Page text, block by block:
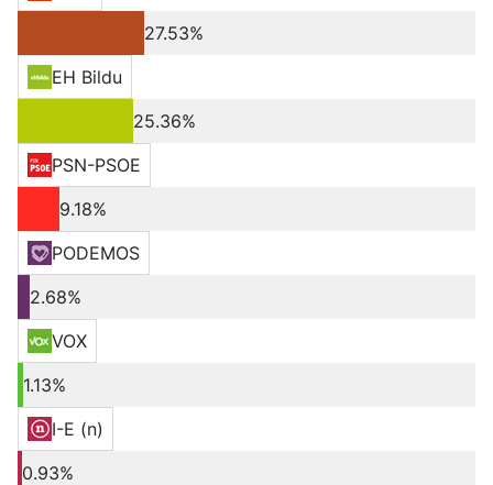
27.53%
EH Bildu
25.36%
PSN-PSOE
9.18%
PODEMOS
2.68%
VOX
1.13%
I-E (n)
0.93%